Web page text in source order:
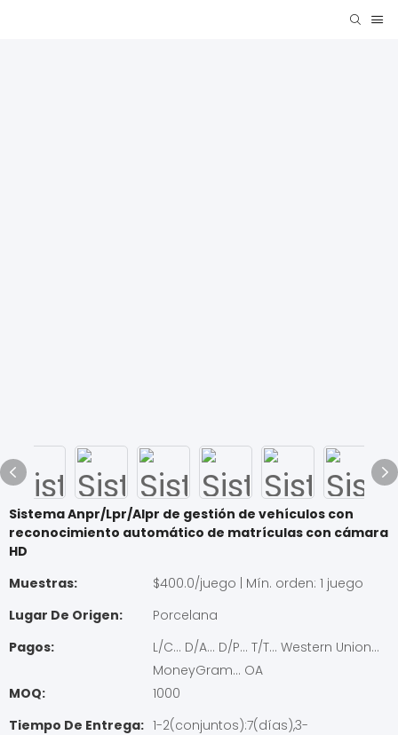
Sistema Anpr/Lpr/Alpr de gestión de vehículos con
reconocimiento automático de matrículas con cámara
HD
Muestras:
$400.0/juego | Mín. orden: 1 juego
Lugar De Origen:
Porcelana
Pagos:
L/C... D/A... D/P... T/T... Western Union...
MoneyGram... OA
MOQ:
1000
Tiempo De Entrega: 1-2(conjuntos):7(días),3-